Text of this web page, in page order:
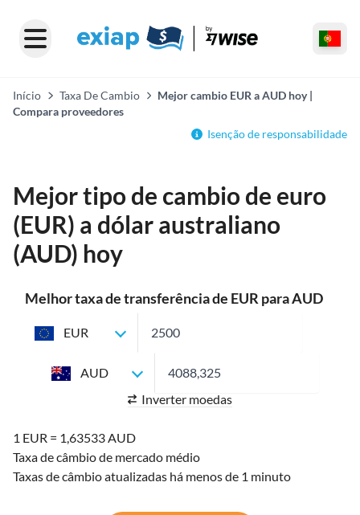
Início Taxa De Cambio
Mejor cambio EUR a AUD hoy |
Compara proveedores
Isenção de responsabilidade
Mejor tipo de cambio de euro
(EUR) a dólar australiano
(AUD) hoy
Melhor taxa de transferência de EUR para AUD
EUR
AUD
Inverter moedas
1 EUR = 1,63533 AUD
Taxa de câmbio de mercado médio
Taxas de câmbio atualizadas há menos de 1 minuto